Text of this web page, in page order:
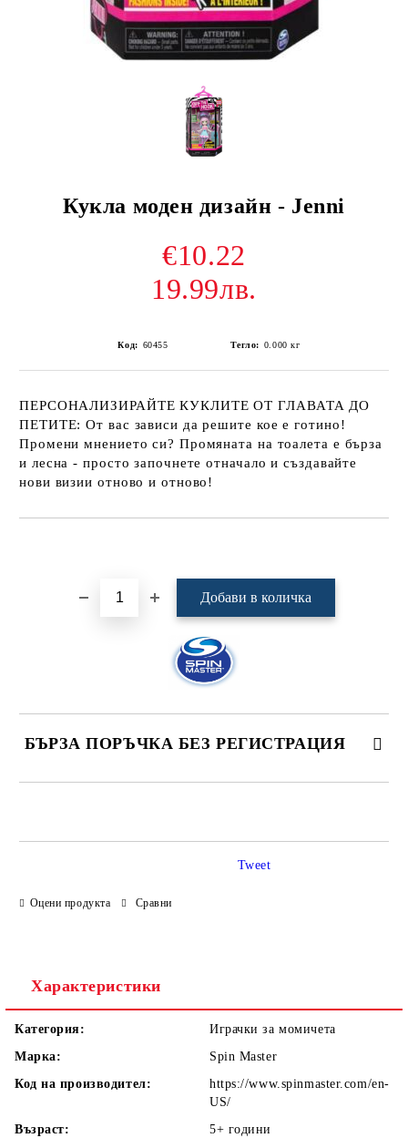
Кукла моден дизайн - Jenni
€10.22
19.99лв.
Код: 60455 Тегло: 0.000 кг
ПЕРСОНАЛИЗИРАЙТЕ КУКЛИТЕ ОТ ГЛАВАТА ДО
ПЕТИТЕ: От вас зависи да решите кое е готино!
Промени мнението си? Промяната на тоалета е бърза
и лесна - просто започнете отначало и създавайте
нови визии отново и отново!
БЪРЗА ПОРЪЧКА БЕЗ РЕГИСТРАЦИЯ
Оцени продукта Сравни
Tweet
Характеристики
Категория:
Играчки за момичета
Марка:
Spin Master
Код на производител:
https://www.spinmaster.com/en-
US/
Възраст:
5+ години